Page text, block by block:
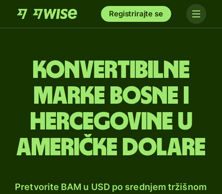
Registrirajte se
Konvertibilne
marke Bosne i
Hercegovine u
američke dolare
Pretvorite BAM u USD po srednjem tržišnom